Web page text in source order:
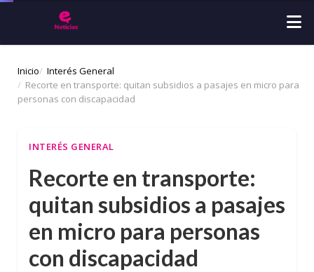
Inicio
Interés General
Recorte en transporte: quitan subsidios a pasajes en micro para
personas con discapacidad
INTERÉS GENERAL
Recorte en transporte:
quitan subsidios a pasajes
en micro para personas
con discapacidad